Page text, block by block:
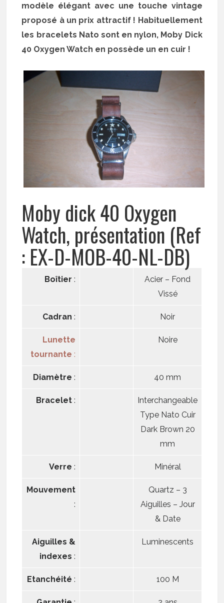
modèle élégant avec une touche vintage
proposé à un prix attractif ! Habituellement
les bracelets Nato sont en nylon, Moby Dick
40 Oxygen Watch en possède un en cuir !
Moby dick 40 Oxygen
Watch, présentation (Ref
: EX-D-MOB-40-NL-DB)
Boîtier :
Acier – Fond
Vissé
Cadran : Noir
Lunette
tournante :
Noire
Diamètre : 40 mm
Bracelet :
Interchangeable
Type Nato Cuir
Dark Brown 20
mm
Verre : Minéral
Mouvement
:
Quartz – 3
Aiguilles – Jour
& Date
Aiguilles &
indexes :
Luminescents
Etanchéité : 100 M